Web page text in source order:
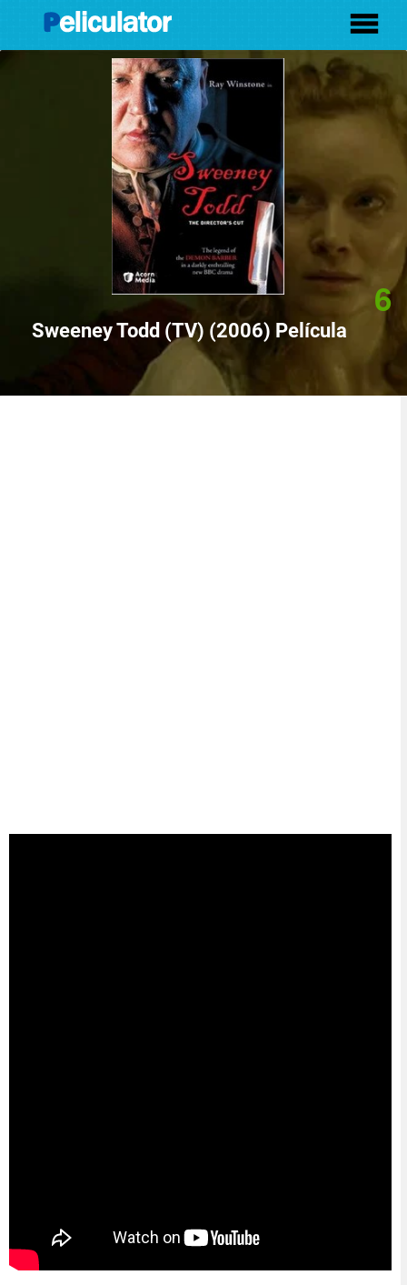
Sweeney Todd (TV) (2006) Película
6